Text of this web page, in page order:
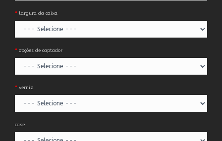
largura da caixa
opções de captador
verniz
case